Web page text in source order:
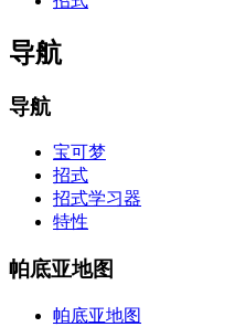
导航
导航
宝可梦
招式
招式学习器
特性
帕底亚地图
帕底亚地图